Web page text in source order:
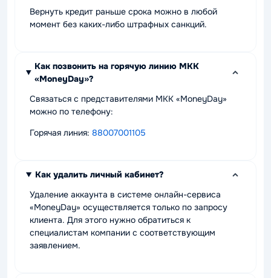
Вернуть кредит раньше срока можно в любой
момент без каких-либо штрафных санкций.
Как позвонить на горячую линию МКК
«MoneyDay»?
Связаться с представителями МКК «MoneyDay»
можно по телефону:
Горячая линия: 88007001105
Как удалить личный кабинет?
Удаление аккаунта в системе онлайн-сервиса
«MoneyDay» осуществляется только по запросу
клиента. Для этого нужно обратиться к
специалистам компании с соответствующим
заявлением.